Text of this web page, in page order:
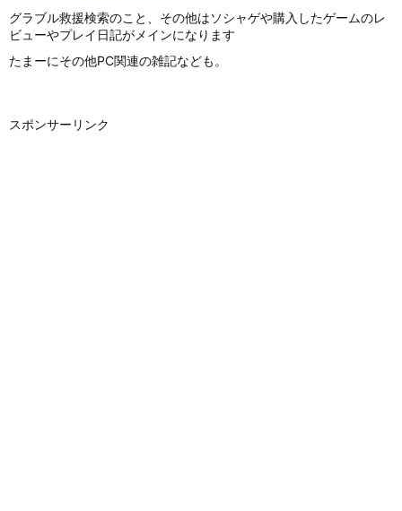
グラブル救援検索のこと、その他はソシャゲや購入したゲームのレ
ビューやプレイ日記がメインになります
たまーにその他PC関連の雑記なども。
スポンサーリンク